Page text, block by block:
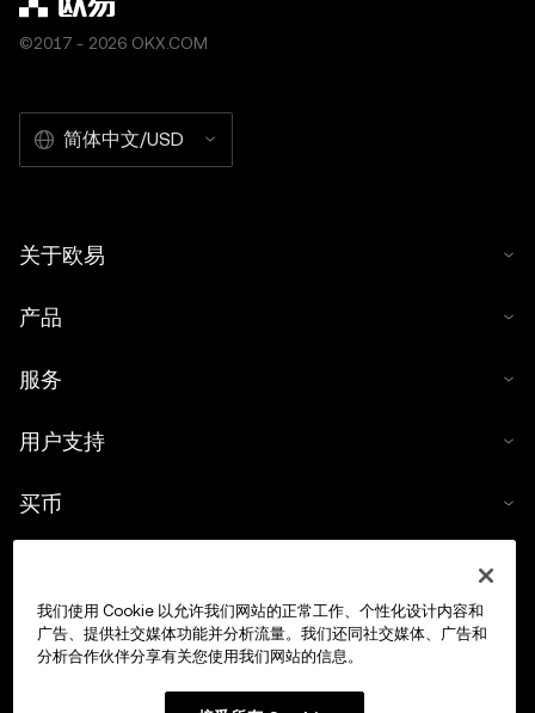
©2017 - 2026 OKX.COM
简体中文/USD
关于欧易
产品
服务
用户支持
买币
交易
我们使用 Cookie 以允许我们网站的正常工作、个性化设计内容和
广告、提供社交媒体功能并分析流量。我们还同社交媒体、广告和
分析合作伙伴分享有关您使用我们网站的信息。